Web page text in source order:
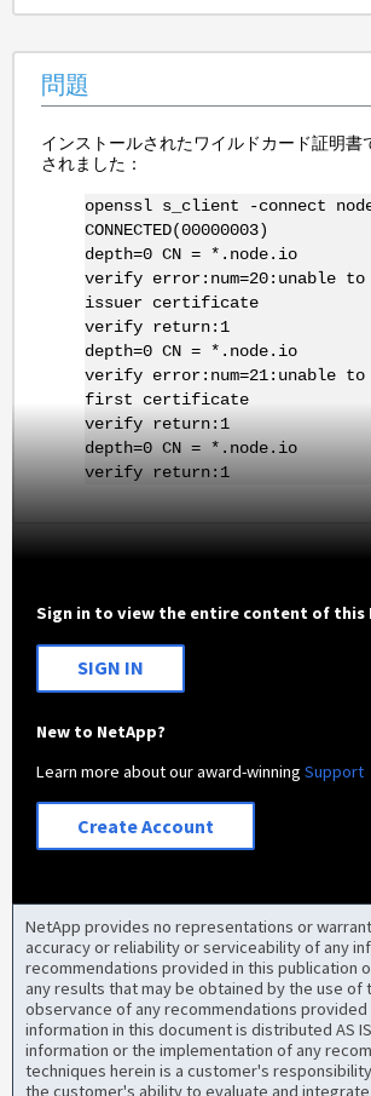
問題
インストールされたワイルドカード証明書
されました：
openssl s_client -connect
CONNECTED(00000003)
depth=0 CN = *.node.io
verify error:num=20:unable
issuer certificate
verify return:1
depth=0 CN = *.node.io
verify error:num=21:unable
first certificate
verify return:1
depth=0 CN = *.node.io
verify return:1
Sign in to view the entire content of this
SIGN IN
New to NetApp?
Learn more about our award-winningSupport
Create Account
NetApp provides no representations or
accuracy or reliability or serviceability of any
recommendations provided in this publication
any results that may be obtained by the use of
observance of any recommendations provided
information in this document is distributed AS
information or the implementation of any
techniques herein is a customer's
the customer's ability to evaluate and